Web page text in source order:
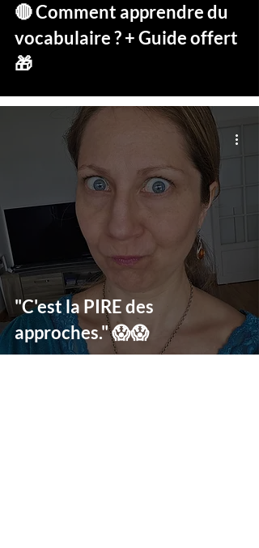
🔴 Comment apprendre du
vocabulaire ? + Guide offert
🎁
"C'est la PIRE des
approches." 😱😱